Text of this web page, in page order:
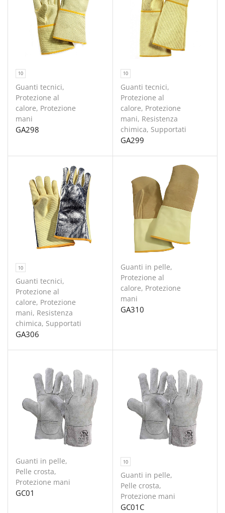
10
Guanti tecnici,
Protezione al
calore, Protezione
mani
GA298
10
Guanti tecnici,
Protezione al
calore, Protezione
mani, Resistenza
chimica, Supportati
GA299
10
Guanti tecnici,
Protezione al
calore, Protezione
mani, Resistenza
chimica, Supportati
GA306
Guanti in pelle,
Protezione al
calore, Protezione
mani
GA310
Guanti in pelle,
Pelle crosta,
Protezione mani
GC01
10
Guanti in pelle,
Pelle crosta,
Protezione mani
GC01C